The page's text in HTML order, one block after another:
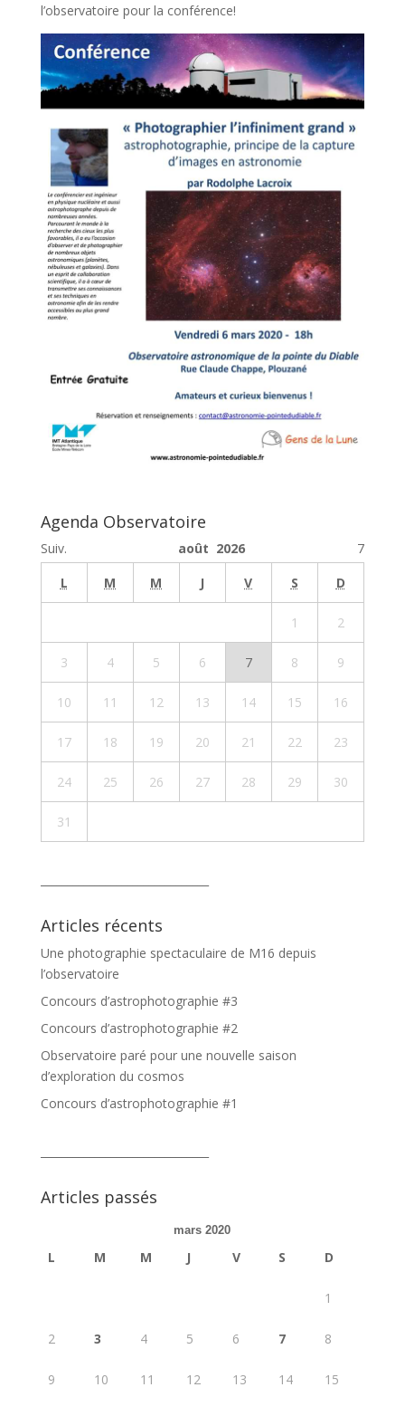
l’observatoire pour la conférence!
Agenda Observatoire
Suiv. 7
août 2026
L
M M J V S D
1 2
3 4 5 6 7 8 9
10 11 12 13 14 15 16
17 18 19 20 21 22 23
24 25 26 27 28 29 30
31
Articles récents
Une photographie spectaculaire de M16 depuis
l’observatoire
Concours d’astrophotographie #3
Concours d’astrophotographie #2
Observatoire paré pour une nouvelle saison
d’exploration du cosmos
Concours d’astrophotographie #1
Articles passés
mars 2020
L M M J V S D
1
2 3 4 5 6 7 8
9 10 11 12 13 14 15